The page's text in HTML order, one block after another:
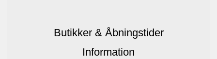
Butikker & Åbningstider
Information